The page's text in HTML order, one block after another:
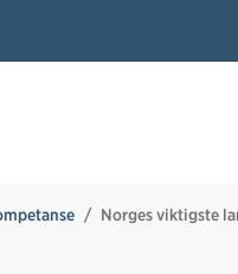
Norges viktigste